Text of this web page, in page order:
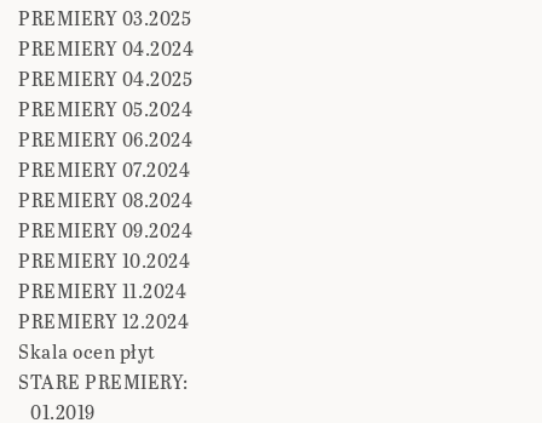
PREMIERY 03.2025
PREMIERY 04.2024
PREMIERY 04.2025
PREMIERY 05.2024
PREMIERY 06.2024
PREMIERY 07.2024
PREMIERY 08.2024
PREMIERY 09.2024
PREMIERY 10.2024
PREMIERY 11.2024
PREMIERY 12.2024
Skala ocen płyt
STARE PREMIERY:
01.2019